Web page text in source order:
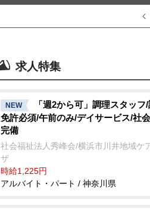
求人特集
NEW
「週2から可」調理スタッフ
免許必須/午前のみ/デイサービス/社
完備
社会福祉法人秀峰会/横浜市川井地域ケ
ザ
時給1,225円
アルバイト・パート / 神奈川県